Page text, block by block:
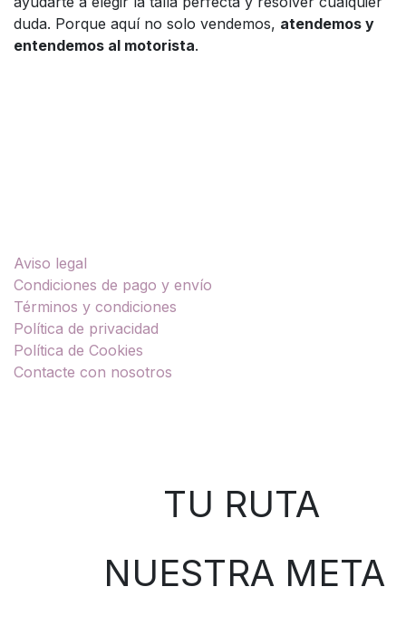
duda. Porque aquí no solo vendemos, atendemos y
entendemos al motorista.
Aviso legal
Condiciones de pago y envío
Términos y condiciones
Política de privacidad
Política de Cookies
Contacte con nosotros
TU RUTA
NUESTRA META